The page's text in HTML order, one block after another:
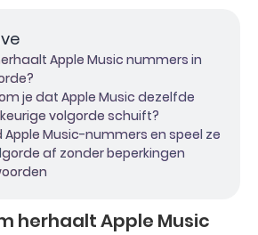
Apple Music nummers in
je dat Apple Music dezelfde
volgorde schuift?
Apple Music-nummers en speel ze
af zonder beperkingen
herhaalt Apple Music